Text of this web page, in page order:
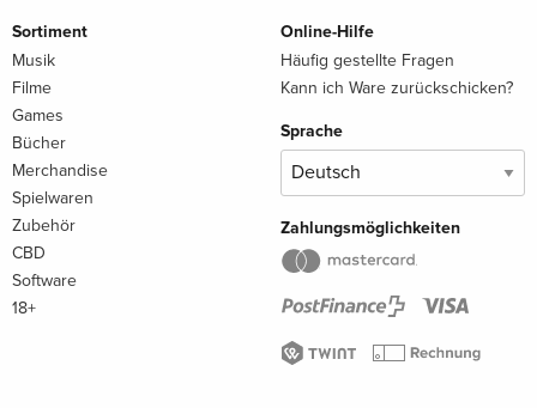
Sortiment
Musik
Filme
Games
Bücher
Merchandise
Spielwaren
Zubehör
CBD
Software
18+
Online-Hilfe
Häufig gestellte Fragen
Kann ich Ware zurückschicken?
Sprache
Zahlungsmöglichkeiten